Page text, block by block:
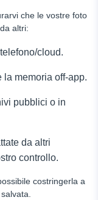
che le vostre foto
altri:
cloud.
memoria off-app.
pubblici o in
da altri
controllo.
costringerla a